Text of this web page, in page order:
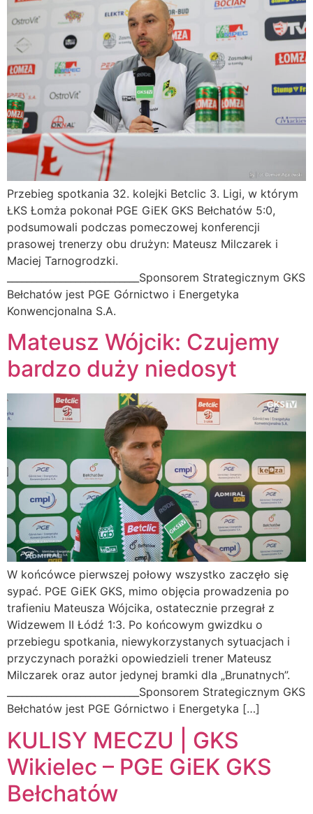
Przebieg spotkania 32. kolejki Betclic 3. Ligi, w którym
ŁKS Łomża pokonał PGE GiEK GKS Bełchatów 5:0,
podsumowali podczas pomeczowej konferencji
prasowej trenerzy obu drużyn: Mateusz Milczarek i
Maciej Tarnogrodzki.
___________________________Sponsorem Strategicznym GKS
Bełchatów jest PGE Górnictwo i Energetyka
Konwencjonalna S.A.
Mateusz Wójcik: Czujemy
bardzo duży niedosyt
W końcówce pierwszej połowy wszystko zaczęło się
sypać. PGE GiEK GKS, mimo objęcia prowadzenia po
trafieniu Mateusza Wójcika, ostatecznie przegrał z
Widzewem II Łódź 1:3. Po końcowym gwizdku o
przebiegu spotkania, niewykorzystanych sytuacjach i
przyczynach porażki opowiedzieli trener Mateusz
Milczarek oraz autor jedynej bramki dla „Brunatnych”.
___________________________Sponsorem Strategicznym GKS
Bełchatów jest PGE Górnictwo i Energetyka […]
KULISY MECZU | GKS
Wikielec – PGE GiEK GKS
Bełchatów